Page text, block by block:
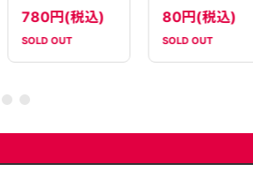
780円(税込)
SOLD OUT
80円(税込)
SOLD OUT